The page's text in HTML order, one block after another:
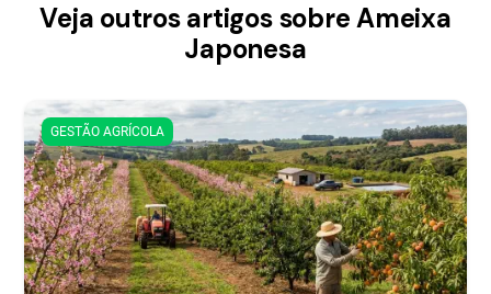
Veja outros artigos sobre Ameixa
Japonesa
GESTÃO AGRÍCOLA